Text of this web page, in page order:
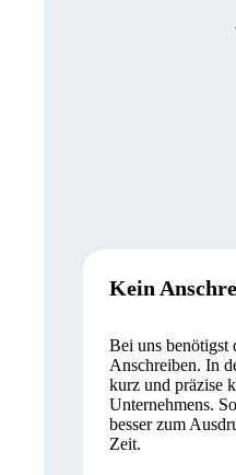
Kein
Bei uns benötigst
Anschreiben. In
kurz und präzise
Unternehmens.
besser zum
Zeit.